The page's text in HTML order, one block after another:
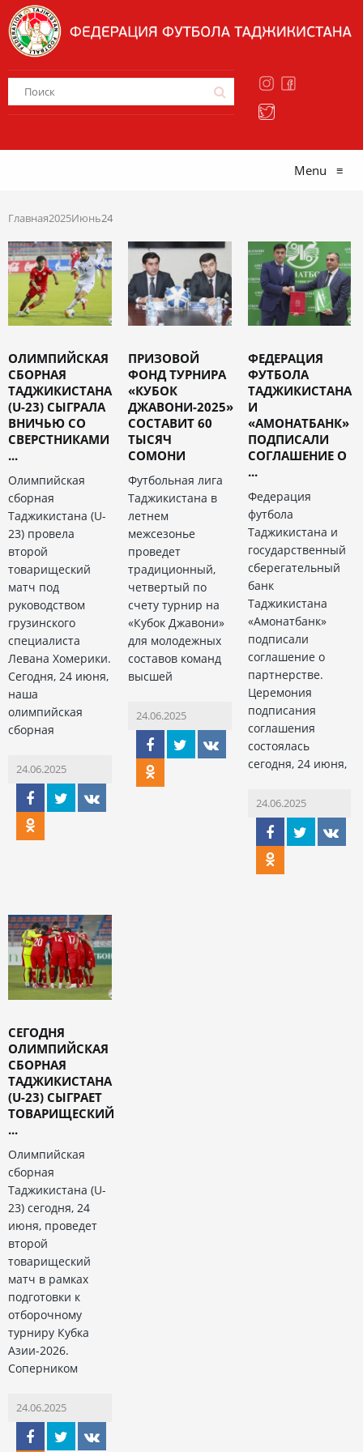
Menu ≡
Главная2025Июнь24
ОЛИМПИЙСКАЯ
СБОРНАЯ
ТАДЖИКИСТАНА
(U-23) СЫГРАЛА
ВНИЧЬЮ СО
СВЕРСТНИКАМИ
...
Олимпийская
сборная
Таджикистана (U-
23) провела
второй
товарищеский
матч под
руководством
грузинского
специалиста
Левана Хомерики.
Сегодня, 24 июня,
наша
олимпийская
сборная
24.06.2025
ПРИЗОВОЙ
ФОНД ТУРНИРА
«КУБОК
ДЖАВОНИ-2025»
СОСТАВИТ 60
ТЫСЯЧ
СОМОНИ
Футбольная лига
Таджикистана в
летнем
межсезонье
проведет
традиционный,
четвертый по
счету турнир на
«Кубок Джавони»
для молодежных
составов команд
высшей
24.06.2025
ФЕДЕРАЦИЯ
ФУТБОЛА
ТАДЖИКИСТАНА
И
«АМОНАТБАНК»
ПОДПИСАЛИ
СОГЛАШЕНИЕ О
...
Федерация
футбола
Таджикистана и
государственный
сберегательный
банк
Таджикистана
«Амонатбанк»
подписали
соглашение о
партнерстве.
Церемония
подписания
соглашения
состоялась
сегодня, 24 июня,
24.06.2025
СЕГОДНЯ
ОЛИМПИЙСКАЯ
СБОРНАЯ
ТАДЖИКИСТАНА
(U-23) СЫГРАЕТ
ТОВАРИЩЕСКИЙ
...
Олимпийская
сборная
Таджикистана (U-
23) сегодня, 24
июня, проведет
второй
товарищеский
матч в рамках
подготовки к
отборочному
турниру Кубка
Азии-2026.
Соперником
24.06.2025